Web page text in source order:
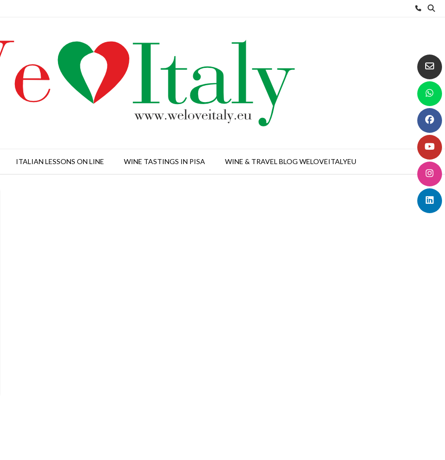
ITALIAN LESSONS ON LINE WINE TASTINGS IN PISA WINE & TRAVEL BLOG WELOVEITALYEU